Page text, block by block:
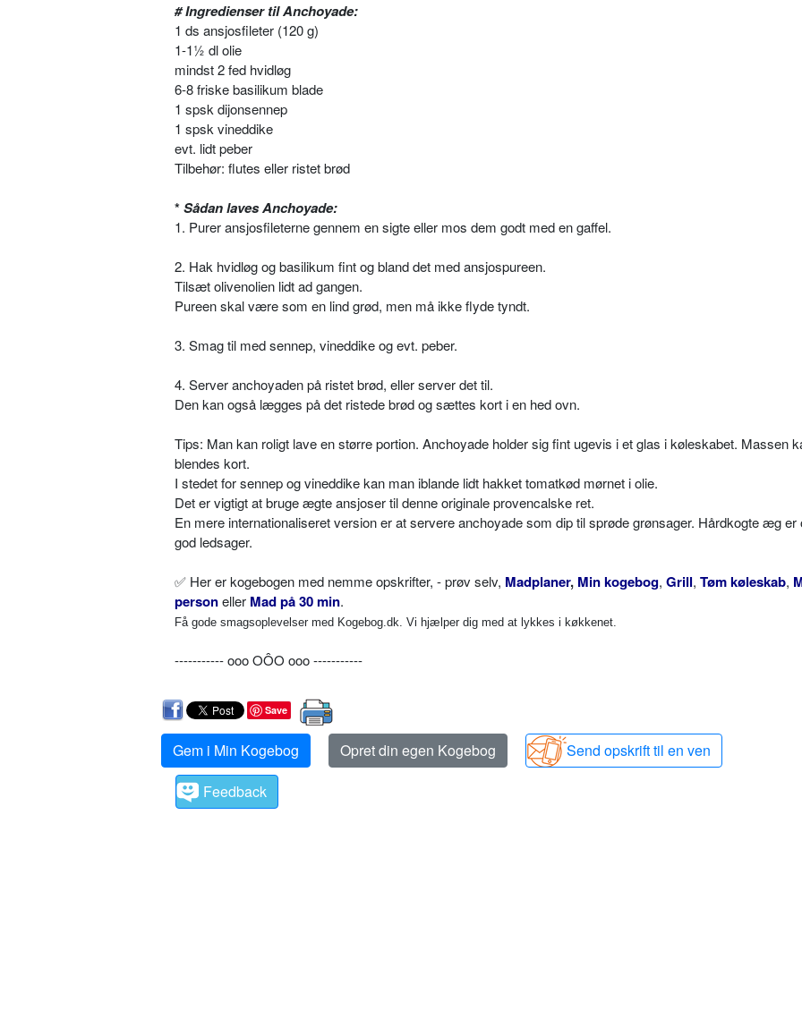
# Ingredienser til Anchoyade:
1 ds ansjosfileter (120 g)
1-1½ dl olie
mindst 2 fed hvidløg
6-8 friske basilikum blade
1 spsk dijonsennep
1 spsk vineddike
evt. lidt peber
Tilbehør: flutes eller ristet brød
*Sådan laves Anchoyade:
1. Purer ansjosfileterne gennem en sigte eller mos dem godt med en gaffel.
2. Hak hvidløg og basilikum fint og bland det med ansjospureen.
Tilsæt olivenolien lidt ad gangen.
Pureen skal være som en lind grød, men må ikke flyde tyndt.
3. Smag til med sennep, vineddike og evt. peber.
4. Server anchoyaden på ristet brød, eller server det til.
Den kan også lægges på det ristede brød og sættes kort i en hed ovn.
Tips: Man kan roligt lave en større portion. Anchoyade holder sig fint ugevis i et glas i køleskabet. Massen
blendes kort.
I stedet for sennep og vineddike kan man iblande lidt hakket tomatkød mørnet i olie.
Det er vigtigt at bruge ægte ansjoser til denne originale provencalske ret.
En mere internationaliseret version er at servere anchoyade som dip til sprøde grønsager. Hårdkogte æg er
god ledsager.
✅ Her er kogebogen med nemme opskrifter, - prøv selv, Madplaner, Min kogebog, Grill, Tøm køleskab,
personeller Mad på 30 min.
Få gode smagsoplevelser med Kogebog.dk. Vi hjælper dig med at lykkes i køkkenet.
----------- ooo OÔO ooo -----------
Save
Gem i Min Kogebog Opret din egen Kogebog
Send opskrift til en ven
Feedback